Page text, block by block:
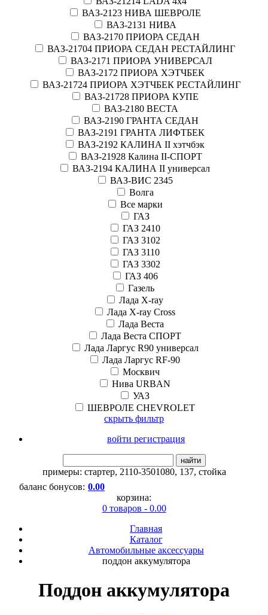
ВАЗ-2123 НИВА ШЕВРОЛЕ
ВАЗ-2131 НИВА
ВАЗ-2170 ПРИОРА СЕДАН
ВАЗ-21704 ПРИОРА СЕДАН РЕСТАЙЛИНГ
ВАЗ-2171 ПРИОРА УНИВЕРСАЛ
ВАЗ-2172 ПРИОРА ХЭТЧБЕК
ВАЗ-21724 ПРИОРА ХЭТЧБЕК РЕСТАЙЛИНГ
ВАЗ-21728 ПРИОРА КУПЕ
ВАЗ-2180 ВЕСТА
ВАЗ-2190 ГРАНТА СЕДАН
ВАЗ-2191 ГРАНТА ЛИФТБЕК
ВАЗ-2192 КАЛИНА II хэтчбэк
ВАЗ-21928 Калина II-СПОРТ
ВАЗ-2194 КАЛИНА II универсал
ВАЗ-ВИС 2345
Волга
Все марки
ГАЗ
ГАЗ 2410
ГАЗ 3102
ГАЗ 3110
ГАЗ 3302
ГАЗ 406
Газель
Лада X-ray
Лада X-ray Cross
Лада Веста
Лада Веста СПОРТ
Лада Ларгус R90 универсал
Лада Ларгус RF-90
Москвич
Нива URBAN
УАЗ
ШЕВРОЛЕ CHEVROLET
скрыть фильтр
войти регистрация
найти
примеры: стартер, 2110-3501080, 137, стойка
баланс бонусов: 0.00
корзина:
0 товаров - 0.00
Главная
Каталог
Автомобильные аксессуары
поддон аккумулятора
Поддон аккумулятора